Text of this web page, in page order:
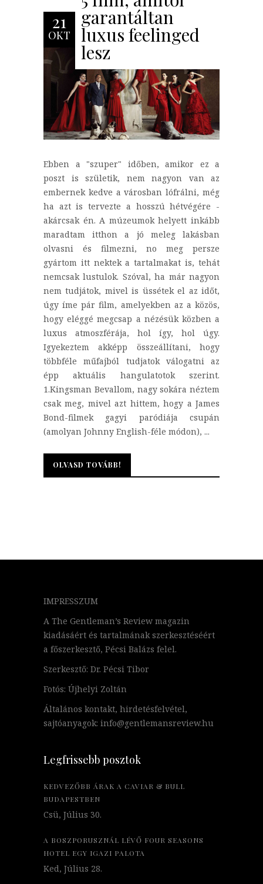
21
OKT
garantáltan
luxus feelinged
lesz
Ebben a "szuper" időben, amikor ez a
poszt is születik, nem nagyon van az
embernek kedve a városban lófrálni, még
ha azt is tervezte a hosszú hétvégére -
akárcsak én. A múzeumok helyett inkább
maradtam itthon a jó meleg lakásban
olvasni és filmezni, no meg persze
gyártom itt nektek a tartalmakat is, tehát
nemcsak lustulok. Szóval, ha már nagyon
nem tudjátok, mivel is üssétek el az időt,
úgy íme pár film, amelyekben az a közös,
hogy eléggé megcsap a nézésük közben a
luxus atmoszférája, hol így, hol úgy.
Igyekeztem akképp összeállítani, hogy
többféle műfajból tudjatok válogatni az
épp aktuális hangulatotok szerint.
1.Kingsman Bevallom, nagy sokára néztem
csak meg, mivel azt hittem, hogy a James
Bond-filmek gagyi paródiája csupán
(amolyan Johnny English-féle módon), ...
OLVASD TOVÁBB!
OLVASD TOVÁBB!
IMPRESSZUM
A The Gentleman’s Review magazin
kiadásáért és tartalmának szerkesztéséért
a főszerkesztő, Pécsi Balázs felel.
Szerkesztő: Dr. Pécsi Tibor
Fotós: Újhelyi Zoltán
Általános kontakt, hirdetésfelvétel,
sajtóanyagok: info@gentlemansreview.hu
Legfrissebb posztok
KEDVEZŐBB ÁRAK A CAVIAR & BULL
BUDAPESTBEN
Csü, Július 30.
A BOSZPORUSZNÁL LÉVŐ FOUR SEASONS
HOTEL EGY IGAZI PALOTA
Ked, Július 28.